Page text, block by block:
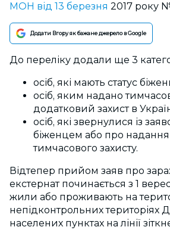
МОН від 13 березня 2017 року
Додати Вгору як бажане джерело в Google
До переліку додали ще 3
осіб, які мають статус
осіб, яким надано
додатковий захист в
осіб, які звернулися із
біженцем або про
тимчасового захисту.
Відтепер прийом заяв про
екстернат починається з 1
жили або проживають на
непідконтрольних територіях
населених пунктах на лінії